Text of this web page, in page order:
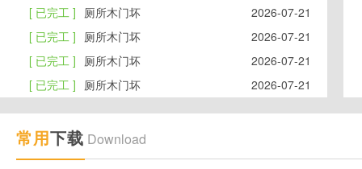
[ 已完工 ] 厕所木门坏
2026-07-21
[ 已完工 ] 厕所木门坏
2026-07-21
[ 已完工 ] 厕所木门坏
2026-07-21
[ 已完工 ] 厕所木门坏 2026-07-21
常用下载 Download